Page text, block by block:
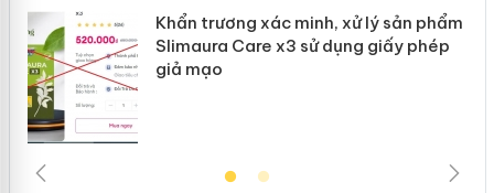
Khẩn trương xác minh, xử lý sản phẩm
Slimaura Care x3 sử dụng giấy phép
giả mạo